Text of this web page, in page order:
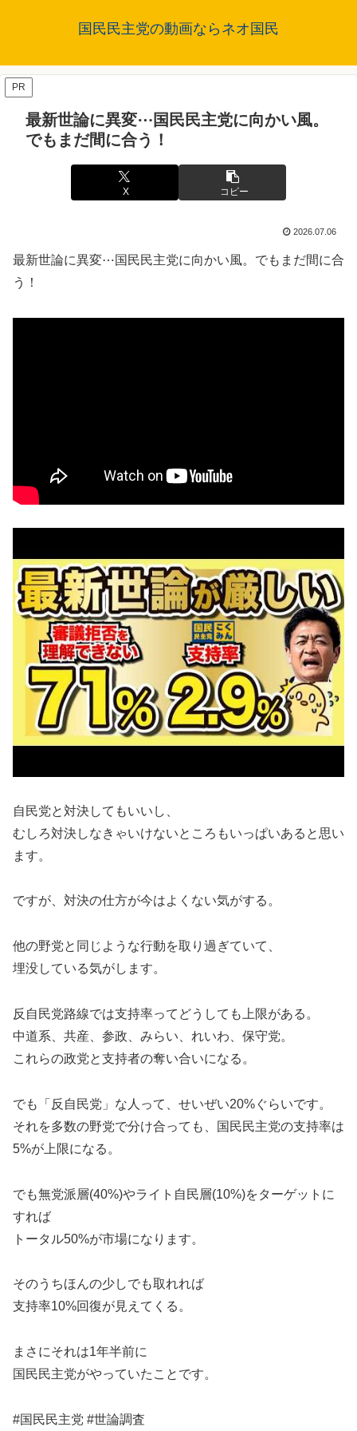
国民民主党の動画ならネオ国民
PR
最新世論に異変⋯国民民主党に向かい風。
でもまだ間に合う！
X コピー
2026.07.06
最新世論に異変⋯国民民主党に向かい風。でもまだ間に合
う！
自民党と対決してもいいし、
むしろ対決しなきゃいけないところもいっぱいあると思い
ます。
ですが、対決の仕方が今はよくない気がする。
他の野党と同じような行動を取り過ぎていて、
埋没している気がします。
反自民党路線では支持率ってどうしても上限がある。
中道系、共産、参政、みらい、れいわ、保守党。
これらの政党と支持者の奪い合いになる。
でも「反自民党」な人って、せいぜい20%ぐらいです。
それを多数の野党で分け合っても、国民民主党の支持率は
5%が上限になる。
でも無党派層(40%)やライト自民層(10%)をターゲットに
すれば
トータル50%が市場になります。
そのうちほんの少しでも取れれば
支持率10%回復が見えてくる。
まさにそれは1年半前に
国民民主党がやっていたことです。
#国民民主党 #世論調査